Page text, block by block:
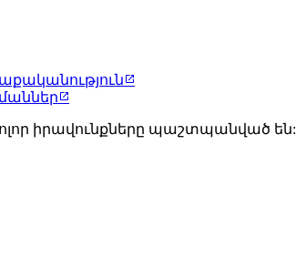


Բոլոր իրավունքները պաշտպանված են: